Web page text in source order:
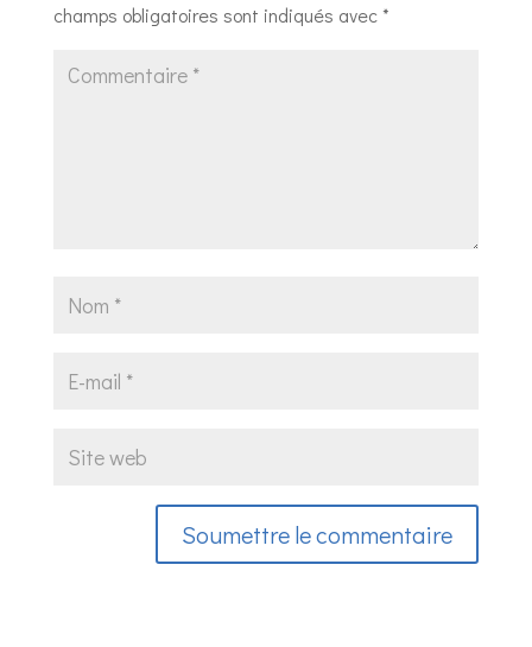
champs obligatoires sont indiqués avec*
Soumettre le commentaire